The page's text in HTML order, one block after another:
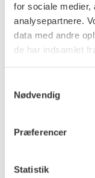
for sociale medier,
analysepartnere.
data med andre
de har indsamlet
Nødvendig
Præferencer
Statistik
om at skabe
tror på, at
og derfor stiller
nærvær og
der ser